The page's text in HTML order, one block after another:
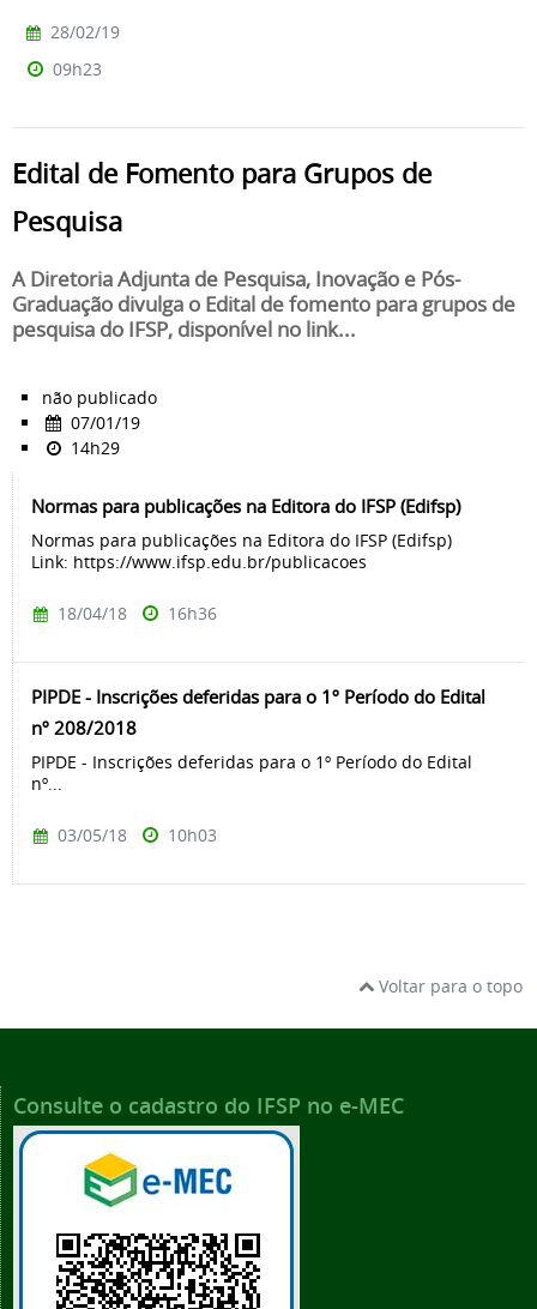
28/02/19
09h23
Edital de Fomento para Grupos de
Pesquisa
A Diretoria Adjunta de Pesquisa, Inovação e Pós-
Graduação divulga o Edital de fomento para grupos de
pesquisa do IFSP, disponível no link...
não publicado
07/01/19
14h29
Normas para publicações na Editora do IFSP (Edifsp)
Normas para publicações na Editora do IFSP (Edifsp)
Link: https://www.ifsp.edu.br/publicacoes
18/04/18 16h36
PIPDE - Inscrições deferidas para o 1º Período do Edital
nº 208/2018
PIPDE - Inscrições deferidas para o 1º Período do Edital
nº...
03/05/18 10h03
Voltar para o topo
Consulte o cadastro do IFSP no e-MEC